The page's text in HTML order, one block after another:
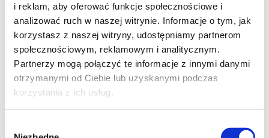
i reklam, aby oferować funkcje społecznościowe i
analizować ruch w naszej witrynie. Informacje o tym, jak
korzystasz z naszej witryny, udostępniamy partnerom
społecznościowym, reklamowym i analitycznym.
Partnerzy mogą połączyć te informacje z innymi danymi
otrzymanymi od Ciebie lub uzyskanymi podczas
korzystania z ich usług.
razie Zamówienie nie zostanie przyjęte do
realizacji a Umowa nie zostanie zawarta.
Potwierdzenie Szkolenia następuje poprzez
przesłanie przez Altkom Akademię Klientowi
wiadomości e-mail na podany w trakcie